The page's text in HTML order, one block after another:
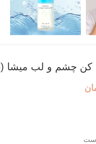
چشم و لب میشا (155میل)